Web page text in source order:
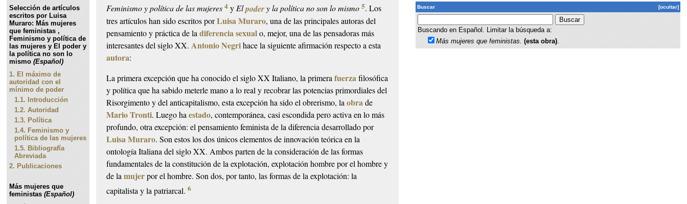
Selección de artículos
escritos por Luisa
Muraro: Más mujeres
que feministas ,
Feminismo y política de
las mujeres y El poder y
la política no son lo
mismo(Español)
1.El máximo de
autoridad con el
mínimo de poder
1.1.Introducción
1.2.Autoridad
1.3.Política
1.4.Feminismo y
política de las mujeres
1.5.Bibliografía
Abreviada
2.Publicaciones
Más mujeres que
feministas(Español)
Feminismo y política de las mujeres 4 yElpodery la política no son lo mismo 5. Los
tres artículos han sido escritos porLuisa Muraro, una de las principales autoras del
pensamiento y práctica de ladiferencia sexualo, mejor, una de las pensadoras más
interesantes del siglo XX. Antonio Negrihace la siguiente afirmación respecto a esta
autora:
La primera excepción que ha conocido el siglo XX Italiano, la primerafuerzafilosófica
y política que ha sabido meterle mano a lo real y recobrar las potencias primordiales del
Risorgimentoy del anticapitalismo, esta excepción ha sido el obrerismo, laobrade
Mario Tronti. Luego haestado, contemporánea, casi escondida pero activa en lo más
profundo, otra excepción: el pensamiento feminista de la diferencia desarrollado por
Luisa Muraro. Son estos los dos únicos elementos de innovación teórica en la
ontología Italiana del siglo XX. Ambos parten de la consideración de las formas
fundamentales de la constitución de la explotación, explotación hombre por el hombre y
de lamujerpor el hombre. Son dos, por tanto, las formas de la explotación: la
capitalista y la patriarcal.6
[ocultar]
Buscar
Buscando en Español. Limitar la búsqueda a:
Más mujeres que feministas.(esta obra).